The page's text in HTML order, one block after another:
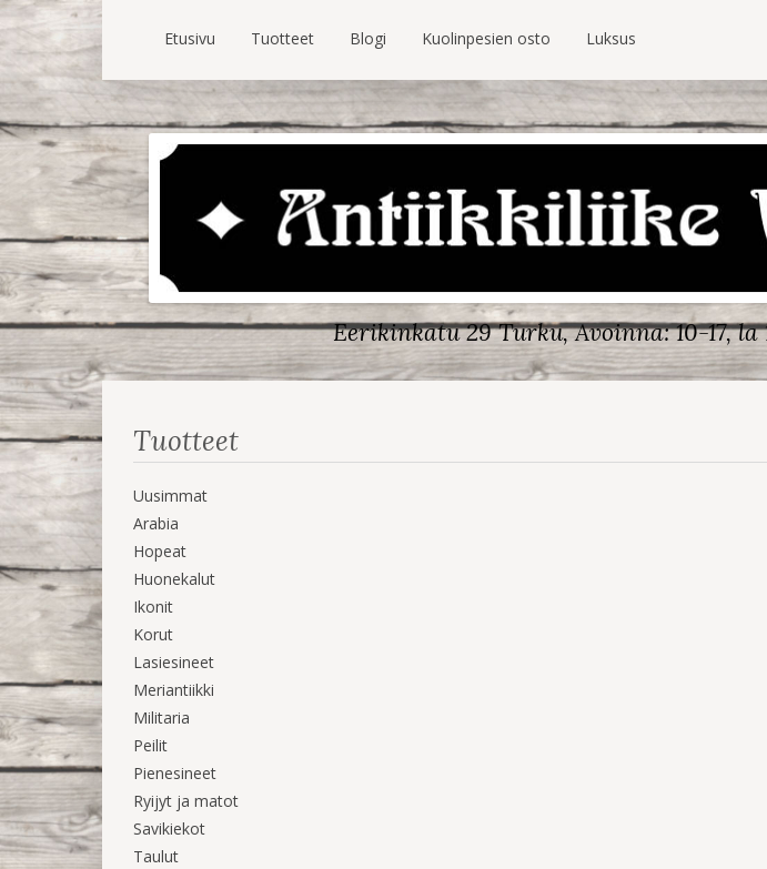
Etusivu Tuotteet Blogi Kuolinpesien osto Luksus
Eerikinkatu 29 Turku, Avoinna: 10-17, la
Tuotteet
Uusimmat
Arabia
Hopeat
Huonekalut
Ikonit
Korut
Lasiesineet
Meriantiikki
Militaria
Peilit
Pienesineet
Ryijyt ja matot
Savikiekot
Taulut